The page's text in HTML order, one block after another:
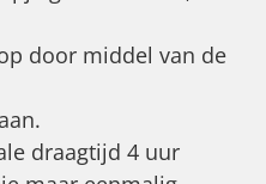
door middel van de
draagtijd 4 uur